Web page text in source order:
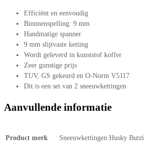
Efficiënt en eenvoudig
Binnnenspelling: 9 mm
Handmatige spanner
9 mm slijtvaste ketting
Wordt geleverd in kunststof koffer
Zeer gunstige prijs
TUV, GS gekeurd en O-Norm V5117
Dit is een set van 2 sneeuwkettingen
Aanvullende informatie
Product merk Sneeuwkettingen Husky Butzi